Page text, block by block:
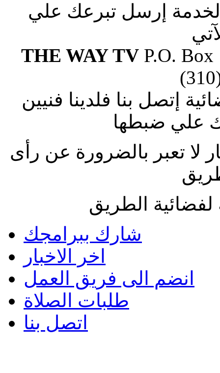
إرسل تبرعك علي
THE WAY TVP.O. Box
إتصل بنا فلدينا فنيين
علي ضبطها
لا تعبر بالضرورة عن رأى
الطريق
شارك ببرامجك
اخر الاخبار
انضم الى فريق العمل
طلبات الصلاة
اتصل بنا